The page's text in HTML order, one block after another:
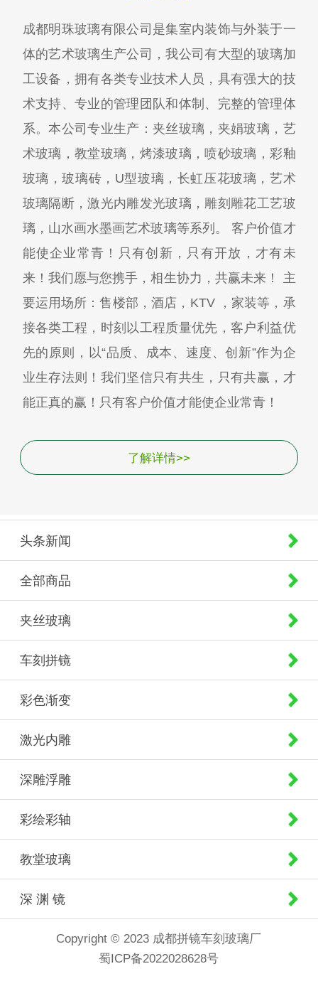
成都明珠玻璃有限公司是集室内装饰与外装于一
体的艺术玻璃生产公司，我公司有大型的玻璃加
工设备，拥有各类专业技术人员，具有强大的技
术支持、专业的管理团队和体制、完整的管理体
系。本公司专业生产：夹丝玻璃，夹娟玻璃，艺
术玻璃，教堂玻璃，烤漆玻璃，喷砂玻璃，彩釉
玻璃，玻璃砖，U型玻璃，长虹压花玻璃，艺术
玻璃隔断，激光内雕发光玻璃，雕刻雕花工艺玻
璃，山水画水墨画艺术玻璃等系列。 客户价值才
能使企业常青！只有创新，只有开放，才有未
来！我们愿与您携手，相生协力，共赢未来！ 主
要运用场所：售楼部，酒店，KTV ，家装等，承
接各类工程，时刻以工程质量优先，客户利益优
先的原则，以“品质、成本、速度、创新”作为企
业生存法则！我们坚信只有共生，只有共赢，才
能正真的赢！只有客户价值才能使企业常青！
了解详情>>
头条新闻
全部商品
夹丝玻璃
车刻拼镜
彩色渐变
激光内雕
深雕浮雕
彩绘彩轴
教堂玻璃
深 渊 镜
Copyright © 2023 成都拼镜车刻玻璃厂
蜀ICP备2022028628号